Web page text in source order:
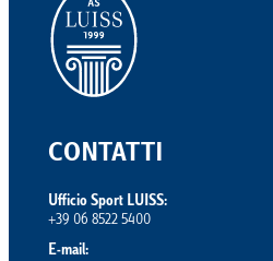
CONTATTI
Ufficio Sport LUISS:
+39 06 8522 5400
E-mail: